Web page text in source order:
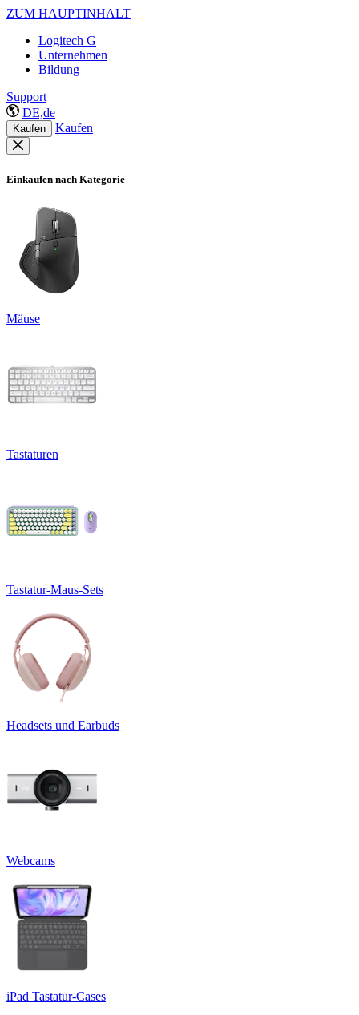
ZUM HAUPTINHALT
Logitech G
Unternehmen
Bildung
Support
DE,de
Kaufen Kaufen
Einkaufen nach Kategorie
Mäuse
Tastaturen
Tastatur-Maus-Sets
Headsets und Earbuds
Webcams
iPad Tastatur-Cases